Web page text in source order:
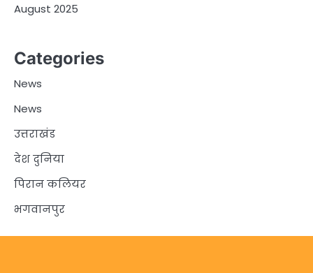
August 2025
Categories
News
News
उत्तराखंड
देश दुनिया
पिरान कलियर
भगवानपुर